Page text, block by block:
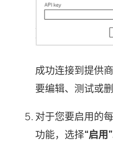
成功连接到提供
要编辑、测试或
对于您要启用的
功能，选择“启用”